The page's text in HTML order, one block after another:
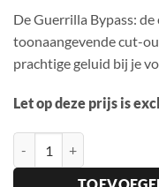
De Guerrilla Bypass:
toonaangevende cut-
prachtige geluid bij je
Let op deze prijs is